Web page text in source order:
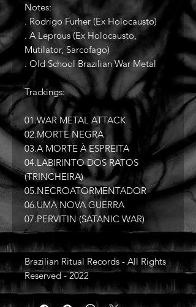
Notes:
. Rodrigo Furher (Ex Holocausto)
. A Leprous (Ex Holocausto,
Mutilator, Sarcofago)
. Old School Brazilian War Metal
Trackings:
01.WAR METAL ATTACK
02.MORTE NEGRA
03.A MORTE À ESPREITA
04.LABIRINTO DOS RATOS
(TRINCHEIRA)
05.NECROATORMENTADOR
06.UMA NOVA GUERRA
07.PERVITIN (SATANIC WAR)
Brazilian Ritual Records - All Rights
Reserved - 2022